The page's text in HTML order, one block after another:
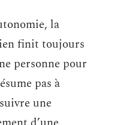
la
finit toujours
personne pour
pas à
une